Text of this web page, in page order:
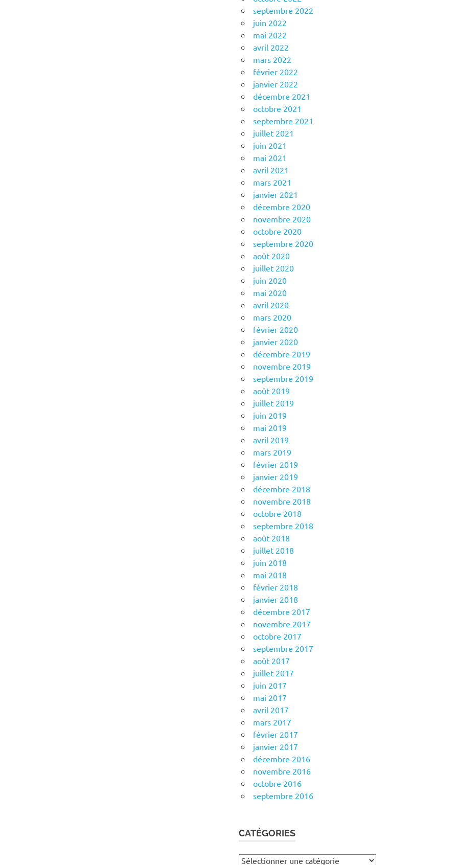
septembre 2022
juin 2022
mai 2022
avril 2022
mars 2022
février 2022
janvier 2022
décembre 2021
octobre 2021
septembre 2021
juillet 2021
juin 2021
mai 2021
avril 2021
mars 2021
janvier 2021
décembre 2020
novembre 2020
octobre 2020
septembre 2020
août 2020
juillet 2020
juin 2020
mai 2020
avril 2020
mars 2020
février 2020
janvier 2020
décembre 2019
novembre 2019
septembre 2019
août 2019
juillet 2019
juin 2019
mai 2019
avril 2019
mars 2019
février 2019
janvier 2019
décembre 2018
novembre 2018
octobre 2018
septembre 2018
août 2018
juillet 2018
juin 2018
mai 2018
février 2018
janvier 2018
décembre 2017
novembre 2017
octobre 2017
septembre 2017
août 2017
juillet 2017
juin 2017
mai 2017
avril 2017
mars 2017
février 2017
janvier 2017
décembre 2016
novembre 2016
octobre 2016
septembre 2016
CATÉGORIES
Catégories